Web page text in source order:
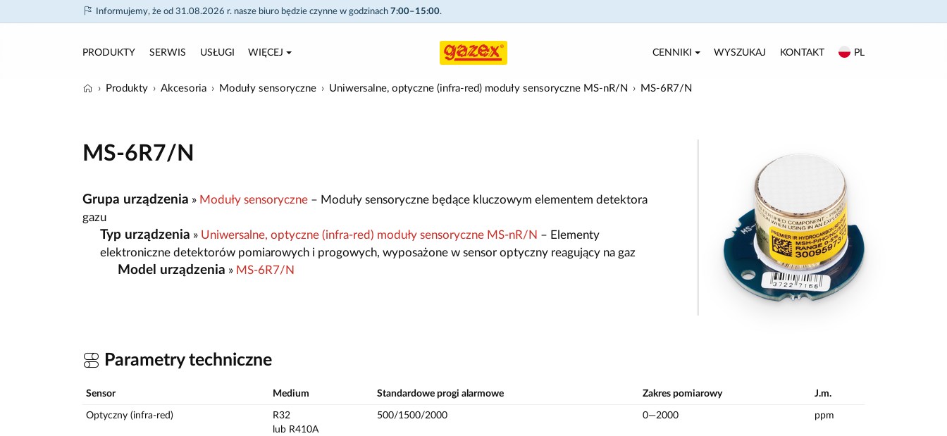
Informujemy, że od 31.08.2026 r. nasze biuro będzie czynne w godzinach 7:00–15:00.
PRODUKTY SERWIS USŁUGI WIĘCEJ CENNIKI WYSZUKAJ KONTAKT PL
Produkty Akcesoria Moduły sensoryczne Uniwersalne, optyczne (infra-red) moduły sensoryczne MS-nR/N MS-6R7/N
MS-6R7/N
Grupa urządzenia » Moduły sensoryczne – Moduły sensoryczne będące kluczowym elementem detektora
gazu
Typ urządzenia » Uniwersalne, optyczne (infra-red) moduły sensoryczne MS-nR/N – Elementy
elektroniczne detektorów pomiarowych i progowych, wyposażone w sensor optyczny reagujący na gaz
Model urządzenia » MS-6R7/N
Parametry techniczne
Sensor Medium Standardowe progi alarmowe Zakres pomiarowy J.m.
Optyczny (infra-red)
R32
lub R410A
500/1500/2000 0—2000 ppm